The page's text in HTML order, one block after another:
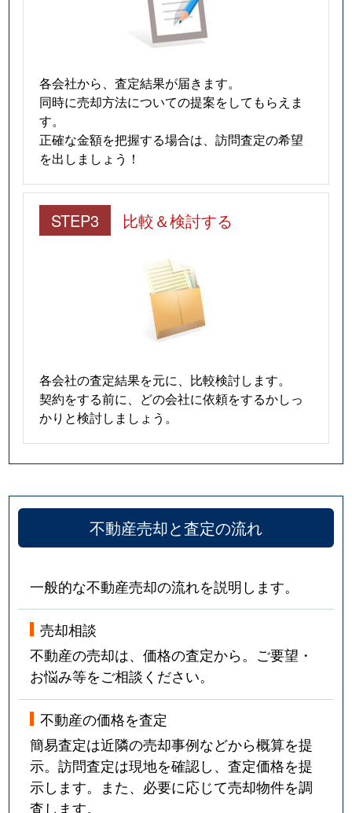
各会社から、査定結果が届きます。
同時に売却方法についての提案をしてもらえま
す。
正確な金額を把握する場合は、訪問査定の希望
を出しましょう！
STEP3 比較＆検討する
各会社の査定結果を元に、比較検討します。
契約をする前に、どの会社に依頼をするかしっ
かりと検討しましょう。
不動産売却と査定の流れ
一般的な不動産売却の流れを説明します。
売却相談
不動産の売却は、価格の査定から。ご要望・
お悩み等をご相談ください。
不動産の価格を査定
簡易査定は近隣の売却事例などから概算を提
示。訪問査定は現地を確認し、査定価格を提
示します。また、必要に応じて売却物件を調
査します。